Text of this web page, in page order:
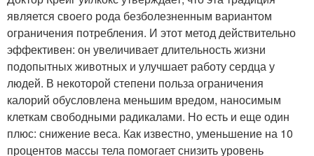
является своего рода безболезненным вариантом
ограничения потребления. И этот метод действительно
эффективен: он увеличивает длительность жизни
подопытных животных и улучшает работу сердца у
людей. В некоторой степени польза ограничения
калорий обусловлена меньшим вредом, наносимым
клеткам свободными радикалами. Но есть и еще один
плюс: снижение веса. Как известно, уменьшение на 10
процентов массы тела помогает снизить уровень